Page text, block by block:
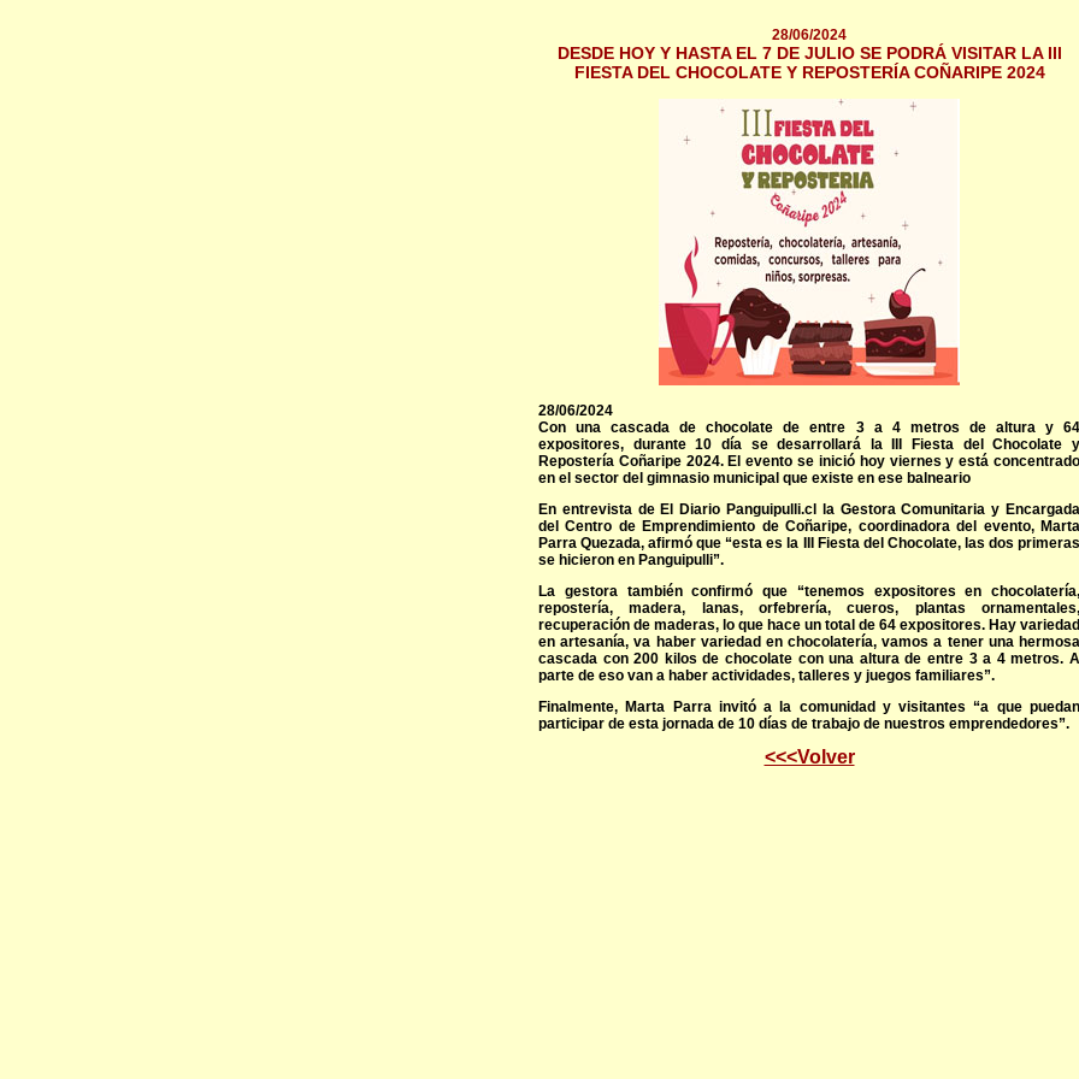
28/06/2024
DESDE HOY Y HASTA EL 7 DE JULIO SE PODRÁ VISITAR LA III
FIESTA DEL CHOCOLATE Y REPOSTERÍA COÑARIPE 2024
28/06/2024
Con una cascada de chocolate de entre 3 a 4 metros de altura y 64
expositores, durante 10 día se desarrollará la III Fiesta del Chocolate y
Repostería Coñaripe 2024. El evento se inició hoy viernes y está concentrado
en el sector del gimnasio municipal que existe en ese balneario
En entrevista de El Diario Panguipulli.cl la Gestora Comunitaria y Encargada
del Centro de Emprendimiento de Coñaripe, coordinadora del evento, Marta
Parra Quezada, afirmó que “esta es la III Fiesta del Chocolate, las dos primeras
se hicieron en Panguipulli”.
La gestora también confirmó que “tenemos expositores en chocolatería,
repostería, madera, lanas, orfebrería, cueros, plantas ornamentales,
recuperación de maderas, lo que hace un total de 64 expositores. Hay variedad
en artesanía, va haber variedad en chocolatería, vamos a tener una hermosa
cascada con 200 kilos de chocolate con una altura de entre 3 a 4 metros. A
parte de eso van a haber actividades, talleres y juegos familiares”.
Finalmente, Marta Parra invitó a la comunidad y visitantes “a que puedan
participar de esta jornada de 10 días de trabajo de nuestros emprendedores”.
<<<Volver